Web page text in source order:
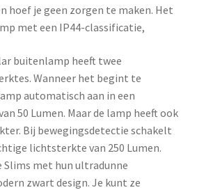
hoef je geen zorgen te maken. Het
met een IP44-classificatie,
buitenlamp heeft twee
Wanneer het begint te
automatisch aan in een
50 Lumen. Maar de lamp heeft ook
Bij bewegingsdetectie schakelt
lichtsterkte van 250 Lumen.
Slims met hun ultradunne
zwart design. Je kunt ze